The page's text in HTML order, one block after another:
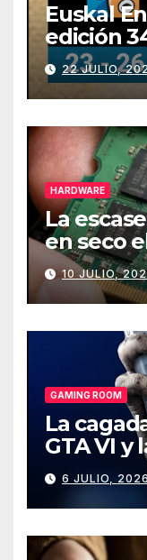
Euskal
edición
julio
22 JULIO,
HARDWARE
La
en seco
de PCs
10 JULIO,
GAMING ROOM
La
GTA VI y
Gaming
6 JULIO, 2026